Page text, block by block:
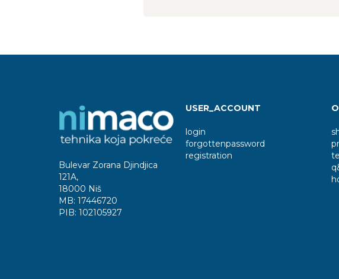
Bulevar Zorana Djindjica
121A,
18000 Niš
MB:17446720
PIB:102105927
USER_ACCOUNT
login
forgottenpassword
registration